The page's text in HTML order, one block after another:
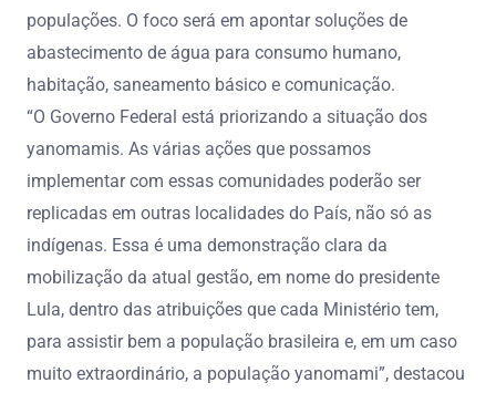
populações. O foco será em apontar soluções de
abastecimento de água para consumo humano,
habitação, saneamento básico e comunicação.
“O Governo Federal está priorizando a situação dos
yanomamis. As várias ações que possamos
implementar com essas comunidades poderão ser
replicadas em outras localidades do País, não só as
indígenas. Essa é uma demonstração clara da
mobilização da atual gestão, em nome do presidente
Lula, dentro das atribuições que cada Ministério tem,
para assistir bem a população brasileira e, em um caso
muito extraordinário, a população yanomami”, destacou